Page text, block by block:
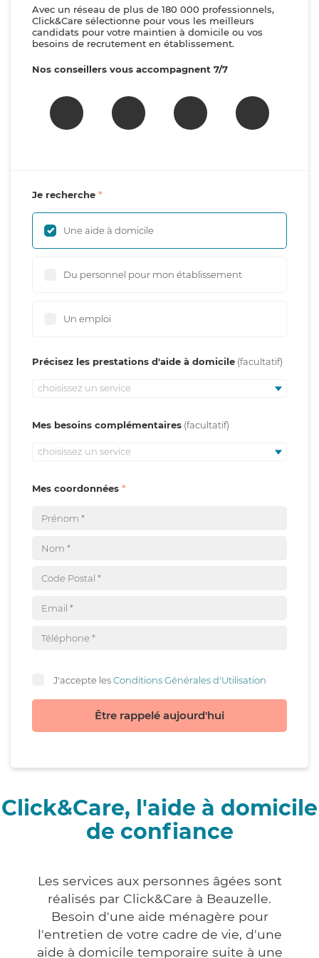
Avec un réseau de plus de 180 000 professionnels,
Click&Care sélectionne pour vous les meilleurs
candidats pour votre maintien à domicile ou vos
besoins de recrutement en établissement.
Nos conseillers vous accompagnent 7/7
Je recherche
Une aide à domicile
Du personnel pour mon établissement
Un emploi
Précisez les prestations d'aide à domicile
choisissez un service
Mes besoins complémentaires
choisissez un service
Mes coordonnées
J'accepte lesConditions Générales d'Utilisation
Être rappelé aujourd'hui
Click&Care, l'aide à domicile
de confiance
Les services aux personnes âgées sont
réalisés par Click&Care à Beauzelle.
Besoin d'une aide ménagère pour
l'entretien de votre cadre de vie, d'une
aide à domicile temporaire suite à une